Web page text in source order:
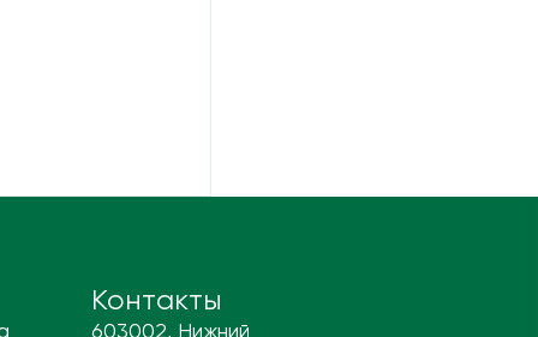
Контакты
603002, Нижний